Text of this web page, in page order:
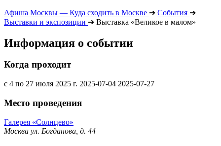
Афиша Москвы — Куда сходить в Москве ➔ События ➔
Выставки и экспозиции ➔ Выставка «Великое в малом»
Информация о событии
Когда проходит
с 4 по 27 июля 2025 г. 2025-07-04 2025-07-27
Место проведения
Галерея «Солнцево»
Москва ул. Богданова, д. 44